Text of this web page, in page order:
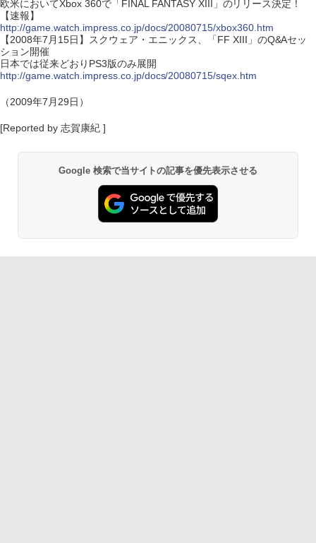
欧米においてXbox 360で「FINAL FANTASY XIII」のリリース決定！
【速報】
http://game.watch.impress.co.jp/docs/20080715/xbox360.htm
【2008年7月15日】スクウェア・エニックス、「FF XIII」のQ&Aセッ
ション開催
日本では従来どおりPS3版のみ展開
http://game.watch.impress.co.jp/docs/20080715/sqex.htm
（2009年7月29日）
[Reported by 志賀康紀 ]
Google 検索で当サイトの記事を優先表示させる